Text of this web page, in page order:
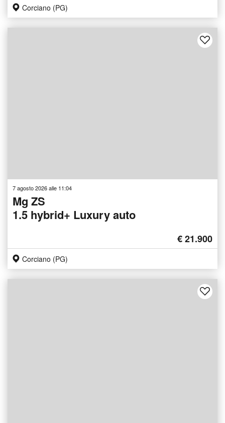
Corciano (PG)
7 agosto 2026 alle 11:04
Mg ZS
1.5 hybrid+ Luxury auto
€ 21.900
Corciano (PG)